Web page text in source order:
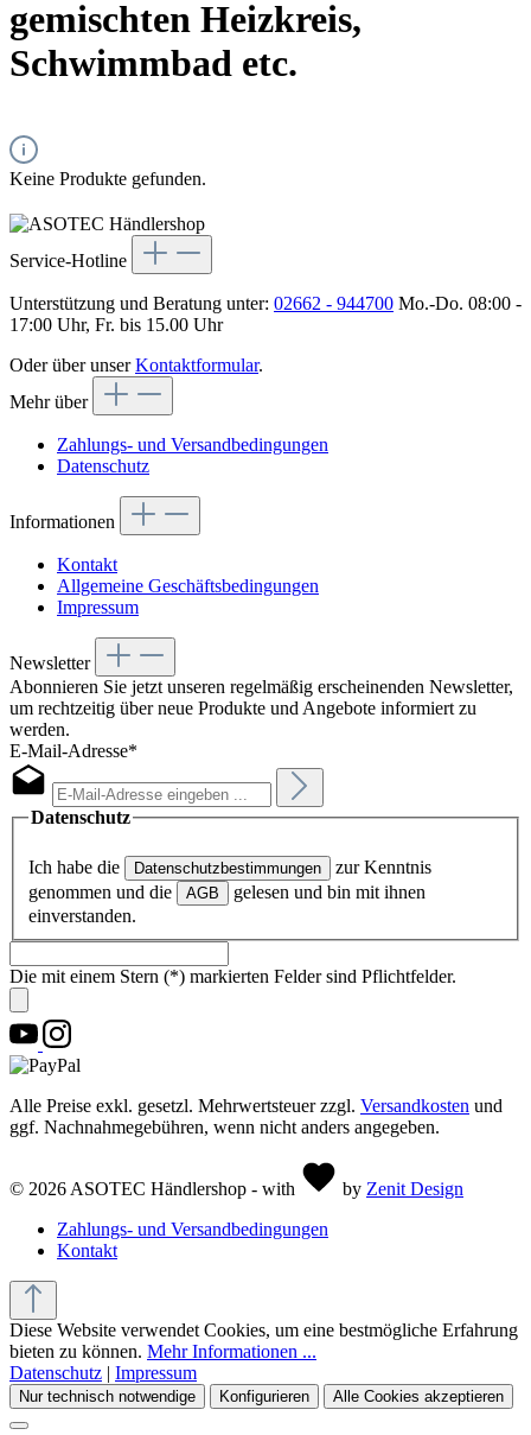
gemischten Heizkreis,
Schwimmbad etc.
Keine Produkte gefunden.
Service-Hotline
Unterstützung und Beratung unter: 02662 - 944700 Mo.-Do. 08:00 -
17:00 Uhr, Fr. bis 15.00 Uhr
Oder über unserKontaktformular.
Mehr über
Zahlungs- und Versandbedingungen
Datenschutz
Informationen
Kontakt
Allgemeine Geschäftsbedingungen
Impressum
Newsletter
Abonnieren Sie jetzt unseren regelmäßig erscheinenden Newsletter,
um rechtzeitig über neue Produkte und Angebote informiert zu
werden.
E-Mail-Adresse*
Datenschutz
Ich habe die Datenschutzbestimmungen
zur Kenntnis
genommen und die
AGB
gelesen und bin mit ihnen
einverstanden.
Die mit einem Stern (*) markierten Felder sind Pflichtfelder.
Alle Preise exkl. gesetzl. Mehrwertsteuer zzgl. Versandkosten und
ggf. Nachnahmegebühren, wenn nicht anders angegeben.
© 2026 ASOTEC Händlershop - with by Zenit Design
Zahlungs- und Versandbedingungen
Kontakt
Diese Website verwendet Cookies, um eine bestmögliche Erfahrung
bieten zu können. Mehr Informationen ...
Datenschutz | Impressum
Nur technisch notwendige Konfigurieren Alle Cookies akzeptieren